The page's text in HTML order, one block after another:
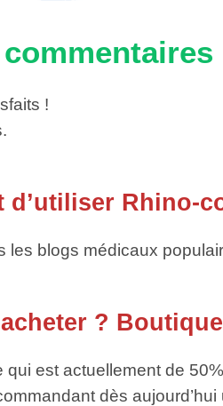
!
d’utiliser Rhino-
blogs médicaux
?
est actuellement de
dès